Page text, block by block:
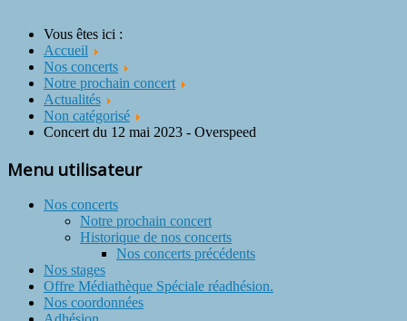
Vous êtes ici :
Accueil
Nos concerts
Notre prochain concert
Actualités
Non catégorisé
Concert du 12 mai 2023 - Overspeed
Menu utilisateur
Nos concerts
Notre prochain concert
Historique de nos concerts
Nos concerts précédents
Nos stages
Offre Médiathèque Spéciale réadhésion.
Nos coordonnées